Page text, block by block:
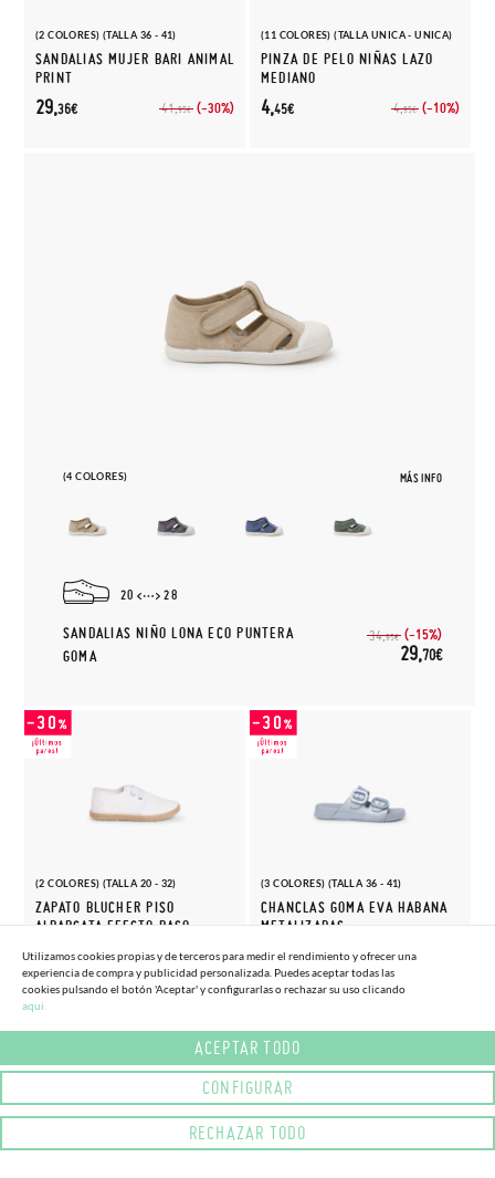
(2 COLORES) (TALLA 36 - 41)
SANDALIAS MUJER BARI ANIMAL
PRINT
41,95€ (-30%)
29,36€
(11 COLORES) (TALLA UNICA - UNICA)
PINZA DE PELO NIÑAS LAZO
MEDIANO
4,95€ (-10%)
4,45€
(4 COLORES) MÁS INFO
20 28
SANDALIAS NIÑO LONA ECO PUNTERA
GOMA
34,95€ (-15%)
29,70€
(2 COLORES) (TALLA 20 - 32)
ZAPATO BLUCHER PISO
ALPARGATA EFECTO RASO
27, 95€ (-30%)
19,56€
(3 COLORES) (TALLA 36 - 41)
CHANCLAS GOMA EVA HABANA
METALIZADAS
40,95€
28,66€
Utilizamos cookies propias y de terceros para medir el rendimiento y ofrecer una
experiencia de compra y publicidad personalizada. Puedes aceptar todas las
cookies pulsando el botón 'Aceptar' y configurarlas o rechazar su uso clicando
aqui.
ACEPTAR TODO
CONFIGURAR
RECHAZAR TODO